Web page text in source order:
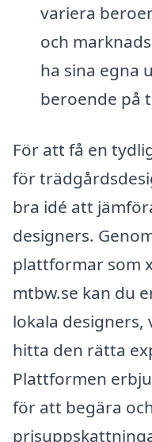
variera
och
ha sina egna
beroende på
För att få en
för
bra idé att
designers.
plattformar som
mtbw.se kan du
lokala
hitta den rätta
Plattformen
för att begära